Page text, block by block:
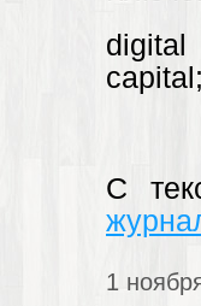
digital
С
1